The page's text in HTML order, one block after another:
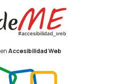
Accesibilidad Web